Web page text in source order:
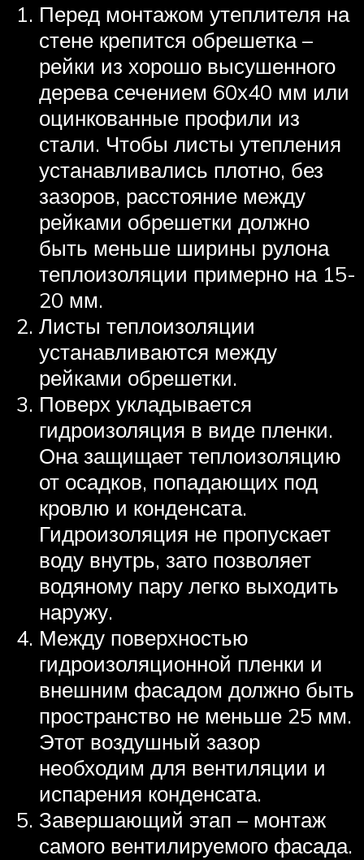
Перед монтажом утеплителя на
стене крепится обрешетка –
рейки из хорошо высушенного
дерева сечением 60х40 мм или
оцинкованные профили из
стали. Чтобы листы утепления
устанавливались плотно, без
зазоров, расстояние между
рейками обрешетки должно
быть меньше ширины рулона
теплоизоляции примерно на 15-
20 мм.
Листы теплоизоляции
устанавливаются между
рейками обрешетки.
Поверх укладывается
гидроизоляция в виде пленки.
Она защищает теплоизоляцию
от осадков, попадающих под
кровлю и конденсата.
Гидроизоляция не пропускает
воду внутрь, зато позволяет
водяному пару легко выходить
наружу.
Между поверхностью
гидроизоляционной пленки и
внешним фасадом должно быть
пространство не меньше 25 мм.
Этот воздушный зазор
необходим для вентиляции и
испарения конденсата.
Завершающий этап – монтаж
самого вентилируемого фасада.